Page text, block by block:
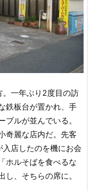
一年ぶり2度目の訪
鉄板台が置かれ、手
ルが並んでいる。
奇麗な店内だ。先客
店したのを機にお会
ホルそばを食べるな
、そちらの席に。